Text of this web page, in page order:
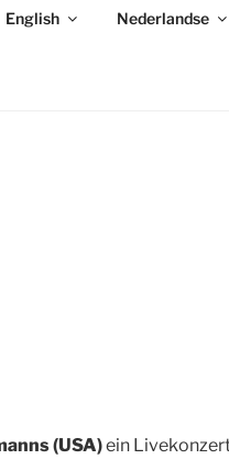
English Nederlandse
(USA)ein